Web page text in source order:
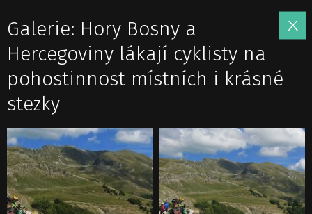
Galerie: Hory Bosny a
Hercegoviny lákají cyklisty na
pohostinnost místních i krásné
stezky